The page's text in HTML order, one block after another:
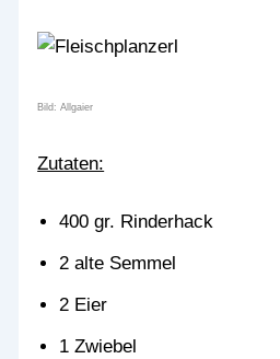
Bild: Allgaier
Zutaten:
400 gr. Rinderhack
2 alte Semmel
2 Eier
1 Zwiebel